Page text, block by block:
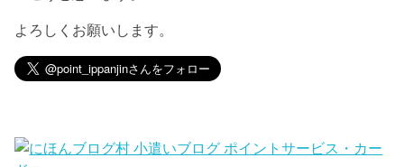
よろしくお願いします。